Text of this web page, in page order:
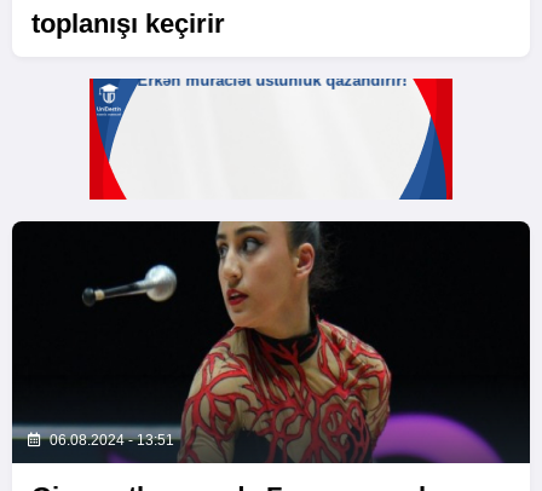
toplanışı keçirir
06.08.2024 - 13:51